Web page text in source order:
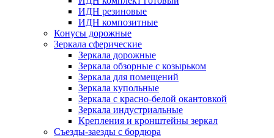
ИДН резиновые
ИДН композитные
Конусы дорожные
Зеркала сферические
Зеркала дорожные
Зеркала обзорные с козырьком
Зеркала для помещений
Зеркала купольные
Зеркала с красно-белой окантовкой
Зеркала индустриальные
Крепления и кронштейны зеркал
Съезды-заезды с бордюра